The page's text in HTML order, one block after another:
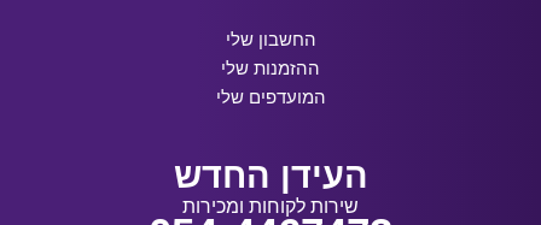
החשבון שלי
ההזמנות שלי
המועדפים שלי
העידן החדש
שירות לקוחות ומכירות